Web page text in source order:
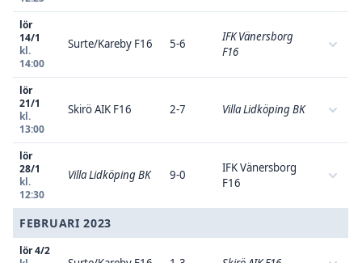
lör
14/1
kl.
14:00
Surte/Kareby F16 5-6
IFK Vänersborg
F16
lör
21/1
kl.
13:00
Skirö AIK F16 2-7 Villa Lidköping BK
lör
28/1
kl.
12:30
Villa Lidköping BK 9-0
IFK Vänersborg
F16
FEBRUARI 2023
lör 4/2